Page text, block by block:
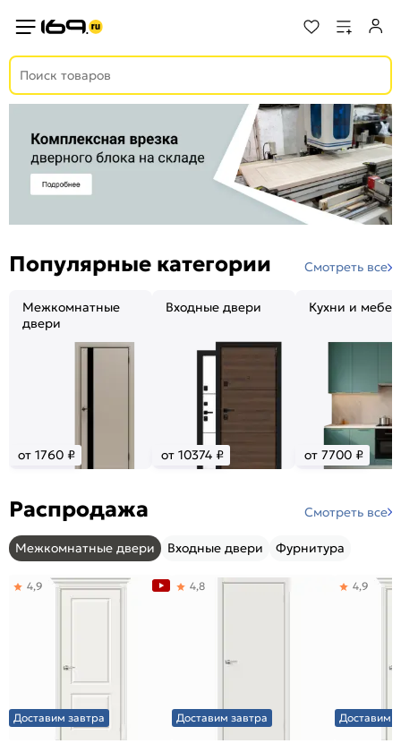
Популярные категории Смотреть все
Межкомнатные
двери
от 1760 ₽
Входные двери
от 10374 ₽
Кухни и
от 7700 ₽
Распродажа Смотреть все
Межкомнатные двери Входные двери Фурнитура
Доставим завтра
4,9
Доставим завтра
4,8
Доставим
4,9